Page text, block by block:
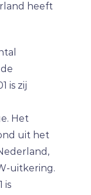
heeft
is zij
Het
uit het
uitkering.
is